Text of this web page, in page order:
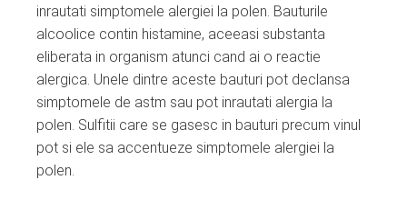
inrautati simptomele alergiei la polen. Bauturile
alcoolice contin histamine, aceeasi substanta
eliberata in organism atunci cand ai o reactie
alergica. Unele dintre aceste bauturi pot declansa
simptomele de astm sau pot inrautati alergia la
polen. Sulfitii care se gasesc in bauturi precum vinul
pot si ele sa accentueze simptomele alergiei la
polen.